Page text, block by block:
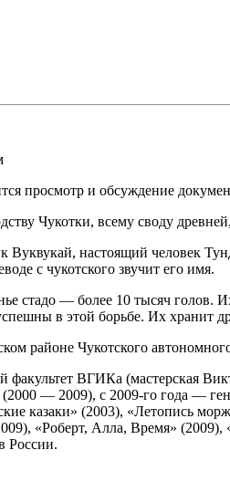
просмотр и обсуждение
Чукотки, всему своду
настоящий человек
с чукотского звучит его имя.
стадо — более 10 тысяч
в этой борьбе. Их хранит
районе Чукотского
факультет ВГИКа (мастерская
— 2009), с 2009-го года —
казаки» (2003), «Летопись
«Роберт, Алла, Время»
России.